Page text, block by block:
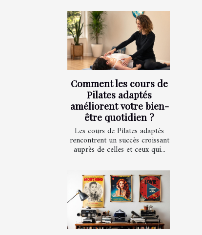
Comment les cours de
Pilates adaptés
améliorent votre bien-
être quotidien ?
Les cours de Pilates adaptés
rencontrent un succès croissant
auprès de celles et ceux qui...